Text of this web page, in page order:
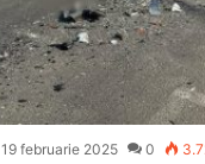
19 februarie 2025 0